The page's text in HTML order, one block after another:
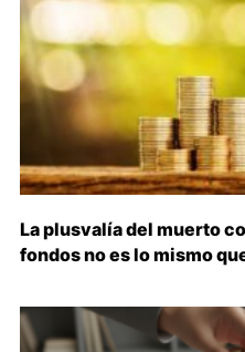
La plusvalía del muerto
fondos no es lo mismo